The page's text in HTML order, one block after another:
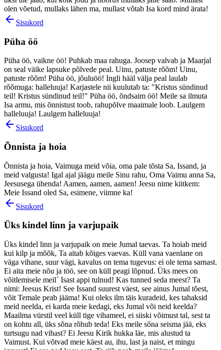
olen võetud, mullaks lähen ma, mullast võtab Isa kord mind ärata!
Sisukord
Püha öö
Püha öö, vaikne öö! Puhkab maa rahuga. Joosep valvab ja Maarjal
on seal väike lapsuke põlvede peal. Uinu, patuste rõõm! Uinu,
patuste rõõm! Püha öö, jõuluöö! Ingli hääl välja peal laulab
rõõmuga: halleluuja! Karjastele nii kuulutab ta: "Kristus sündinud
teil! Kristus sündinud teil!" Püha öö, õndsaim öö! Meile sa ilmuta
Isa armu, mis õnnistust toob, rahupõlve maaimale loob. Laulgem
halleluuja! Laulgem halleluuja!
Sisukord
Õnnista ja hoia
Õnnista ja hoia, Vaimuga meid võia, oma pale tõsta Sa, Issand, ja
meid valgusta! Igal ajal jäägu meile Sinu rahu, Oma Vaimu anna Sa,
Jeesusega ühenda! Aamen, aamen, aamen! Jeesu nime kiitkem:
Meie Issand oled Sa, esimene, viimne ka!
Sisukord
Üks kindel linn ja varjupaik
Üks kindel linn ja varjupaik on meie Jumal taevas. Ta hoiab meid
kui kilp ja mõõk, Ta aitab kõiges vaevas. Küll vana vaenlane on
väga vihane, suur vägi, kavalus on tema tugevus: ei ole tema sarnast.
Ei aita meie nõu ja töö, see on küll peagi lõpnud. Üks mees on
võitlemisele meil´ Isast appi tulnud! Kas tunned seda meest? Ta
nimi: Jeesus Krist! See Issand suurest väest, see ainus Jumal tõest,
võit Temale peab jääma! Kui oleks ilm täis kuradeid, kes tahaksid
meid neelda, ei karda meie kedagi, eks Jumal või neid keelda?
Maailma vürstil veel küll tige vihameel, ei siiski võimust tal, sest ta
on kohtu all, üks sõna rõhub teda! Eks meile sõna seisma jää, eks
turtsugu nad vihast? Ei Jeesu Kirik hukka läe, mis alustud ta
Vaimust. Kui võtvad meie käest au, ihu, last ja naist, et mingu